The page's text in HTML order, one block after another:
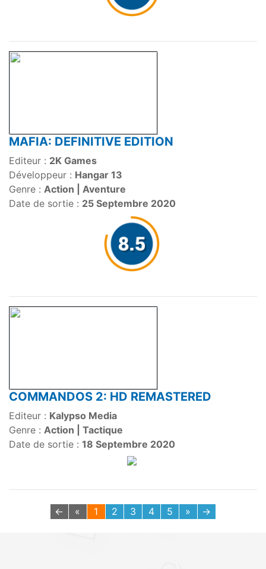
MAFIA: DEFINITIVE EDITION
Editeur : 2K Games
Développeur : Hangar 13
Genre : Action | Aventure
Date de sortie : 25 Septembre 2020
COMMANDOS 2: HD REMASTERED
Editeur : Kalypso Media
Genre : Action | Tactique
Date de sortie : 18 Septembre 2020
← « 1 2 3 4 5 » →